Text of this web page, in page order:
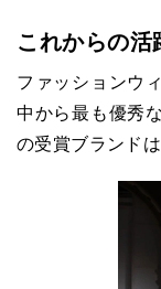
これからの
ファッションウ
中から最も優秀
の受賞ブランド